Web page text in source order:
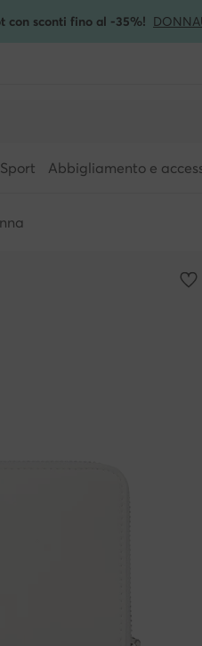
con sconti fino al -35%! DONNA
Sport Abbigliamento e